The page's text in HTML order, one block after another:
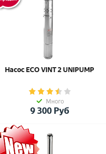
Насос ECO VINT 2 UNIPUMP
Много
9 300Руб